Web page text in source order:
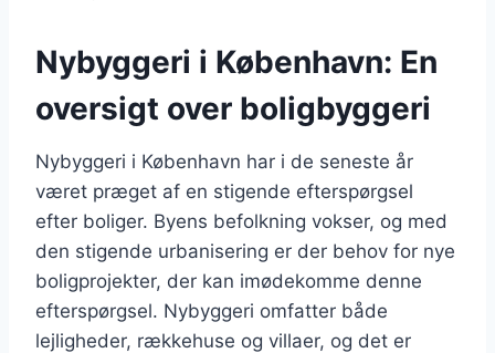
Nybyggeri i København: En
oversigt over boligbyggeri
Nybyggeri i København har i de seneste år
været præget af en stigende efterspørgsel
efter boliger. Byens befolkning vokser, og med
den stigende urbanisering er der behov for nye
boligprojekter, der kan imødekomme denne
efterspørgsel. Nybyggeri omfatter både
lejligheder, rækkehuse og villaer, og det er